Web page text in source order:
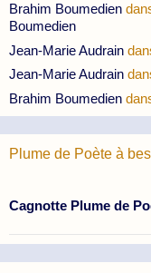
Brahim Boumedien
Boumedien
Jean-Marie Audrain
Jean-Marie Audrain
Brahim Boumedien
Plume de Poète à
Cagnotte Plume de